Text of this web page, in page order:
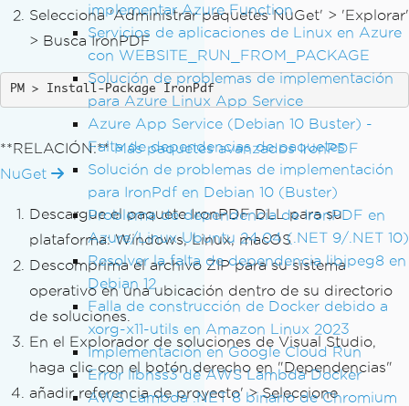
implementar Azure Function
Servicios de aplicaciones de Linux en Azure
con WEBSITE_RUN_FROM_PACKAGE
Solución de problemas de implementación
para Azure Linux App Service
Azure App Service (Debian 10 Buster) -
Falta de dependencias de paquetes
Solución de problemas de implementación
para IronPdf en Debian 10 (Buster)
Problema de dependencia de IronPDF en
Azure/Linux Ubuntu 24.04 (.NET 9/.NET 10)
Resolver la falta de dependencia libjpeg8 en
Debian 12
Falla de construcción de Docker debido a
xorg-x11-utils en Amazon Linux 2023
Implementación en Google Cloud Run
Error libnss3 de AWS Lambda Docker
AWS Lambda .NET 8 binario de Chromium
Selecciona 'Administrar paquetes NuGet' > 'Explorar'
> Busca IronPDF
Install-Package IronPdf
**RELACIÓN:**Más paquetes avanzados IronPDF
NuGet
Descargue el paquete IronPDF DLL para su
plataforma: Windows, Linux, macOS
Descomprima el archivo ZIP para su sistema
operativo en una ubicación dentro de su directorio
de soluciones.
En el Explorador de soluciones de Visual Studio,
haga clic con el botón derecho en "Dependencias"
añadir referencia de proyecto' > Seleccione